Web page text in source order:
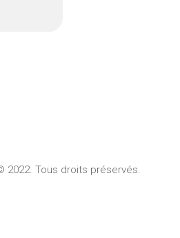
2022. Tous droits préservés.